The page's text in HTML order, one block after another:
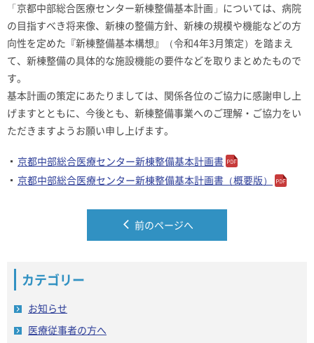
「京都中部総合医療センター新棟整備基本計画」については、病院
の目指すべき将来像、新棟の整備方針、新棟の規模や機能などの方
向性を定めた『新棟整備基本構想』（令和4年3月策定）を踏まえ
て、新棟整備の具体的な施設機能の要件などを取りまとめたもので
す。
基本計画の策定にあたりましては、関係各位のご協力に感謝申し上
げますとともに、今後とも、新棟整備事業へのご理解・ご協力をい
ただきますようお願い申し上げます。
京都中部総合医療センター新棟整備基本計画書
京都中部総合医療センター新棟整備基本計画書（概要版）
前のページへ
カテゴリー
お知らせ
医療従事者の方へ